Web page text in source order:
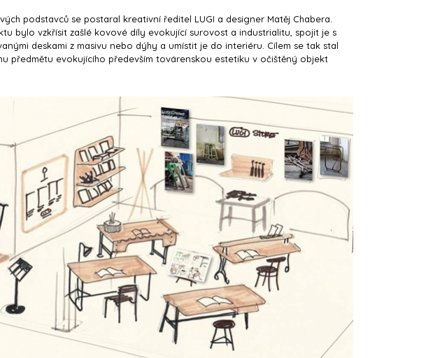
podstavců se postaral kreativní ředitel LUGI a designer Matěj Chabera.
bylo vzkřísit zašlé kovové díly evokující surovost a industrialitu, spojit je s
deskami z masivu nebo dýhy a umístit je do interiéru. Cílem se tak stal
předmětu evokujícího především továrenskou estetiku v očištěný objekt